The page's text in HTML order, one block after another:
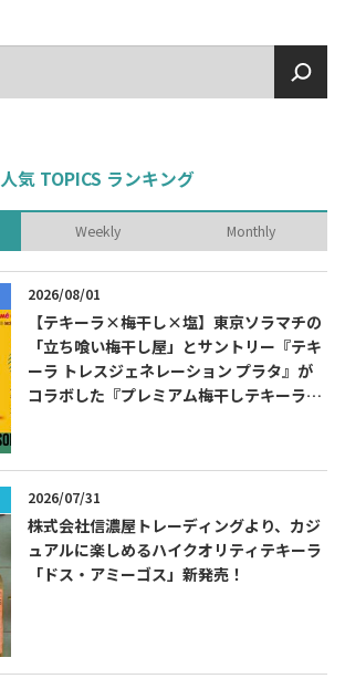
人気 TOPICS ランキング
Weekly Monthly
2026/08/01
【テキーラ×梅干し×塩】東京ソラマチの
「立ち喰い梅干し屋」とサントリー『テキ
ーラ トレスジェネレーション プラタ』が
コラボした『プレミアム梅干しテキーラソ
2026/07/31
株式会社信濃屋トレーディングより、カジ
ュアルに楽しめるハイクオリティテキーラ
「ドス・アミーゴス」新発売！